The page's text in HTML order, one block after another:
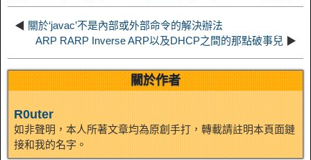
n
◀ 關於‘javac’不是內部​​或外部命令的解決辦法
ARP RARP Inverse ARP以及DHCP之間的那點破事兒 ▶
關於作者
R0uter
如非聲明，本人所著文章均為原創手打，轉載請註明本頁面鏈
接和我的名字。